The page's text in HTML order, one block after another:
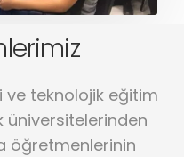
ve teknolojik eğitim
üniversitelerinden
öğretmenlerinin